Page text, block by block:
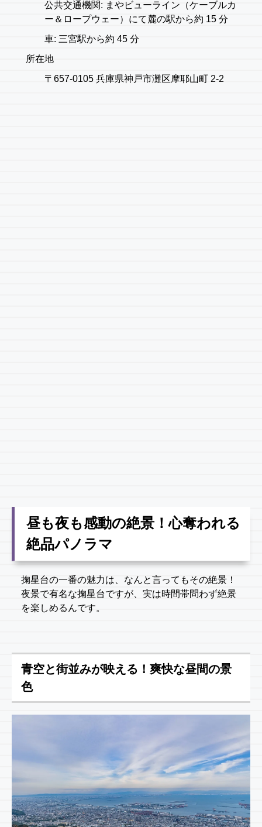
公共交通機関: まやビューライン（ケーブルカ
ー＆ロープウェー）にて麓の駅から約 15 分
車: 三宮駅から約 45 分
所在地
〒657-0105 兵庫県神戸市灘区摩耶山町 2-2
昼も夜も感動の絶景！心奪われる
絶品パノラマ
掬星台の一番の魅力は、なんと言ってもその絶景！
夜景で有名な掬星台ですが、実は時間帯問わず絶景
を楽しめるんです。
青空と街並みが映える！爽快な昼間の景
色